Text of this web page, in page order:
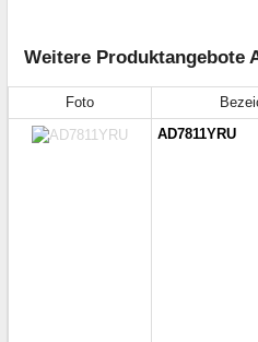
Weitere Produktangebote
Foto
AD7811YRU